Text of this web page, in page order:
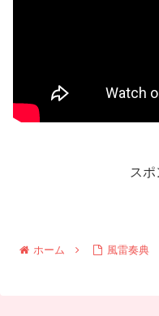
スポ
ホーム 風雷奏典